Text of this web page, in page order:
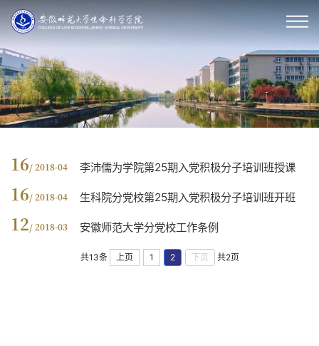
16/ 2018-04 李沛儒为学院第25期入党积极分子培训班授课
16/ 2018-04 生科院分党校第25期入党积极分子培训班开班
12/ 2018-03 安徽师范大学分党校工作条例
共13条 上页 1 2 下页 共2页